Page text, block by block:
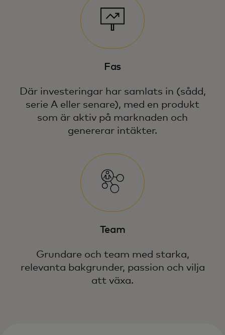
Fas
Där investeringar har samlats in (sådd,
serie A eller senare), med en produkt
som är aktiv på marknaden och
genererar intäkter.
Team
Grundare och team med starka,
relevanta bakgrunder, passion och vilja
att växa.